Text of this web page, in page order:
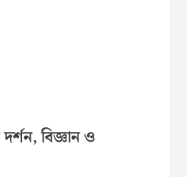
বিজ্ঞান ও